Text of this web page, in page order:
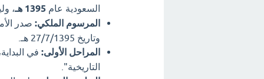
السعودية عام 1395 هـ ، وليس
المرسوم الملكي:
وتاريخ 27/7/1395 هـ.
المراحل الأولى: في
التاريخية".